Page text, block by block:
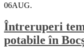
06AUG.
Întreruperi
potabile în